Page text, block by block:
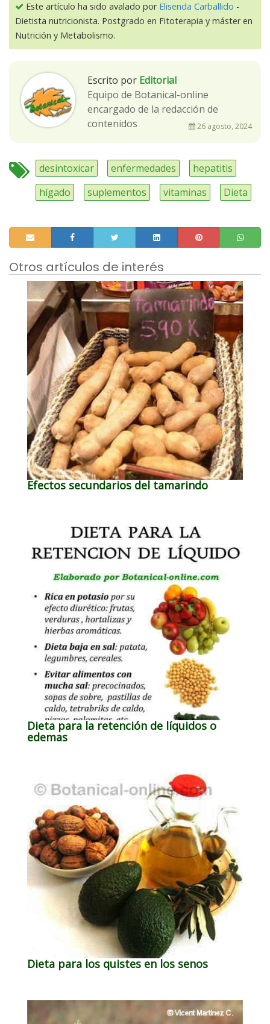
Este artículo ha sido avalado por Elisenda Carballido -
Dietista nutricionista. Postgrado en Fitoterapia y máster en
Nutrición y Metabolismo.
Escrito por Editorial
Equipo de Botanical-online
encargado de la redacción de
contenidos
26 agosto, 2024
desintoxicar enfermedades
hepatitis
hígado
suplementos vitaminas Dieta
Otros artículos de interés
Efectos secundarios del tamarindo
Dieta para la retención de líquidos o
edemas
Dieta para los quistes en los senos